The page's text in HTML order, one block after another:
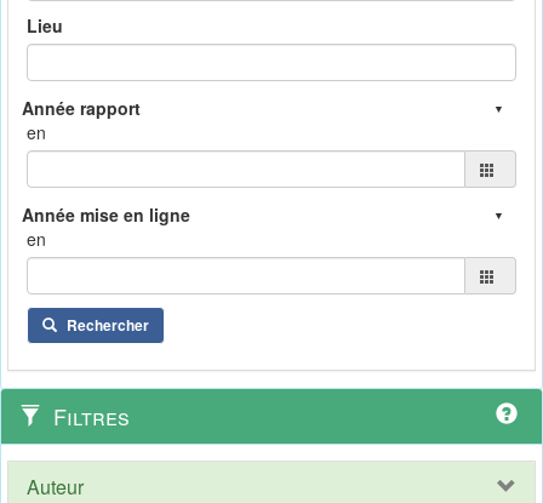
Lieu
en
en
Rechercher
Filtres
Auteur